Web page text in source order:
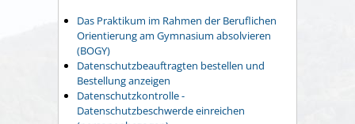
Das Praktikum im Rahmen der Beruflichen
Orientierung am Gymnasium absolvieren
(BOGY)
Datenschutzbeauftragten bestellen und
Bestellung anzeigen
Datenschutzkontrolle -
Datenschutzbeschwerde einreichen